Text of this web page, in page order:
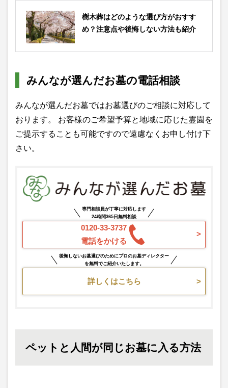
樹木葬はどのような選び方がおすす
め？注意点や後悔しない方法も紹介
みんなが選んだお墓の電話相談
みんなが選んだお墓ではお墓選びのご相談に対応して
おります。 お客様のご希望予算と地域に応じた霊園を
ご提示することも可能ですので遠慮なくお申し付け下
さい。
専門相談員が丁寧に対応します
24時間365日無料相談
0120-33-3737
電話をかける
後悔しないお墓選びのためにプロのお墓ディレクター
を無料でご紹介いたします。
詳しくはこちら
ペットと人間が同じお墓に入る方法